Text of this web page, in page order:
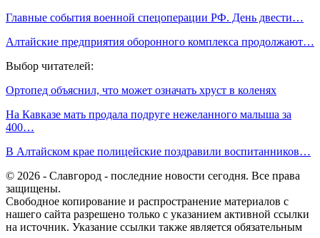
Главные события военной спецоперации РФ. День двести…
Алтайские предприятия оборонного комплекса продолжают…
Выбор читателей:
Ортопед объяснил, что может означать хруст в коленях
На Кавказе мать продала подруге нежеланного малыша за
400…
В Алтайском крае полицейские поздравили воспитанников…
© 2026 - Славгород - последние новости сегодня. Все права
защищены.
Свободное копирование и распространение материалов с
нашего сайта разрешено только с указанием активной ссылки
на источник. Указание ссылки также является обязательным